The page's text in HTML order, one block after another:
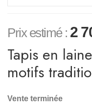
Prix estimé : 2
Tapis en
motifs
Vente terminée